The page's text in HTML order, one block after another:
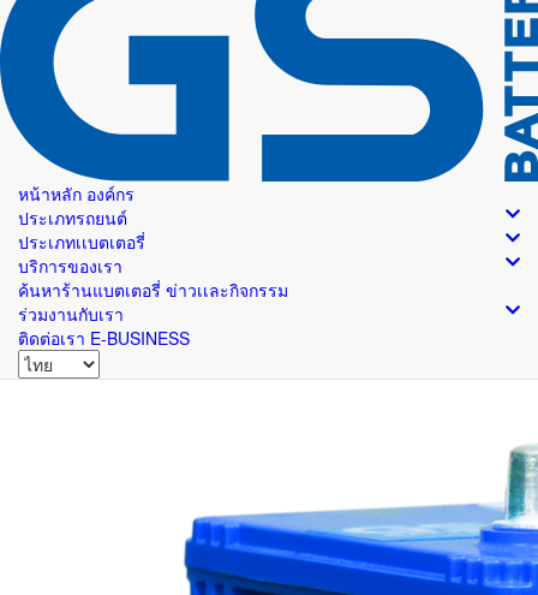
หน้าหลัก องค์กร
ประเภทรถยนต์
ประเภทเเบตเตอรี่
บริการของเรา
ค้นหาร้านแบตเตอรี่ ข่าวเเละกิจกรรม
ร่วมงานกับเรา
ติดต่อเรา E-BUSINESS